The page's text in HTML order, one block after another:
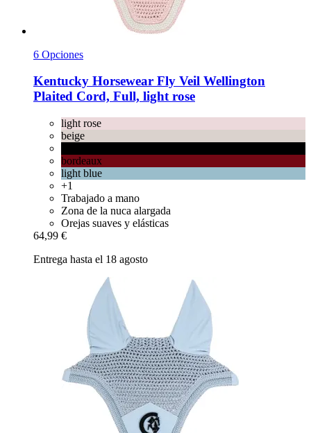
6 Opciones
Kentucky Horsewear Fly Veil Wellington
Plaited Cord, Full, light rose
light rose
beige
bordeaux
light blue
+1
Trabajado a mano
Zona de la nuca alargada
Orejas suaves y elásticas
64,99 €
Entrega hasta el 18 agosto